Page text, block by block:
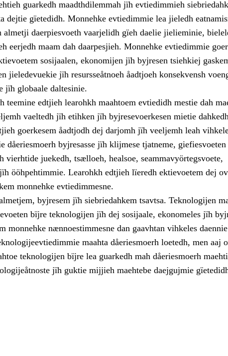
guarkedh maadthdilemmah jïh evtiedimmieh
dejtie gïetedidh. Monnehke evtiedimmie lea jieledh
daerpiesvoeth vaarjelidh gïeh daelie jielieminie,
eerjedh maam dah daarpesjieh. Monnehke evtiedimmie
sosijaalen, ekonomijen jïh byjresen tsiehkiej
jieledevuekie jïh resursseåtnoeh åadtjoeh konsekvensh
jïh globaale daltesinie.
teemine edtjieh learohkh maahtoem evtiedidh mestie dah
vaeltedh jïh etihken jïh byjresevoerkesen mietie
goerkesem åadtjodh dej darjomh jïh veeljemh leah
dåeriesmoerh byjresasse jïh klijmese tjatneme,
vierhtide juekedh, tsælloeh, healsoe, seammavyörtegsvoete,
ööhpehtimmie. Learohkh edtjieh lïeredh ektievoetem dej
monnehke evtiedimmesne.
byjresem jïh siebriedahkem tsavtsa. Teknologijen
bïjre teknologijen jïh dej sosijaale, ekonomeles jïh
monnehke nænnoestimmesne dan gaavhtan vihkeles daennie
maahta dåeriesmoerh loetedh, men aaj
teknologijen bïjre lea guarkedh mah dåeriesmoerh
jïh guktie mijjieh maehtebe daejgujmie